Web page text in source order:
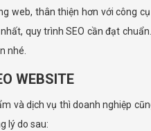
web, thân thiện hơn với công
quy trình SEO cần đạt
nhé.
WEBSITE
và dịch vụ thì doanh nghiệp
lý do sau: